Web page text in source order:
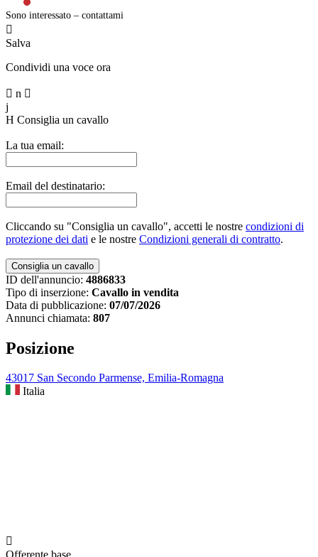
Sono interessato – contattami

Salva
Condividi una voce ora
 n 
j
H Consiglia un cavallo
La tua email:
Email del destinatario:
Cliccando su "Consiglia un cavallo", accetti le nostre condizioni di
protezione dei dati e le nostre Condizioni generali di contratto.
ID dell'annuncio: 4886833
Tipo di inserzione: Cavallo in vendita
Data di pubblicazione: 07/07/2026
Annunci chiamata: 807
Posizione
43017 San Secondo Parmense, Emilia-Romagna
Italia
